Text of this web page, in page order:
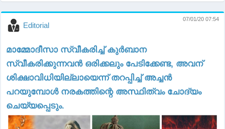
Editorial
07/01/20 07:54
മാമ്മോദീസാ സ്വീകരിച്ച് കുർബാന
സ്വീകരിക്കുന്നവൻ ഒരിക്കലും പേടിക്കേണ്ട, അവന്
ശിക്ഷാവിധിയില്ലായെന്ന് തറപ്പിച്ച് അച്ചൻ
പറയുമ്പോൾ നരകത്തിന്റെ അസ്ഥിത്വം ചോദ്യം
ചെയ്യപ്പെടും.